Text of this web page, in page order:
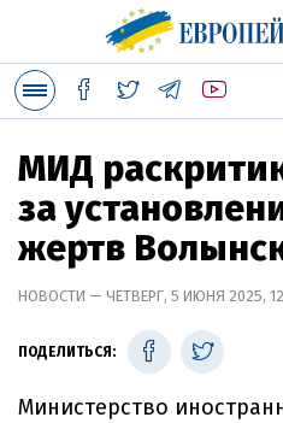
МИД
за
жертв
НОВОСТИ — ЧЕТВЕРГ, 5 ИЮНЯ 2025,
ПОДЕЛИТЬСЯ:
Министерство